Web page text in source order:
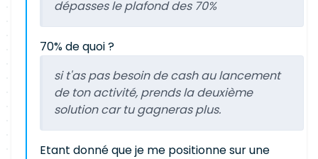
dépasses le plafond des 70%
70% de quoi ?
si t'as pas besoin de cash au lancement
de ton activité, prends la deuxième
solution car tu gagneras plus.
Etant donné que je me positionne sur une